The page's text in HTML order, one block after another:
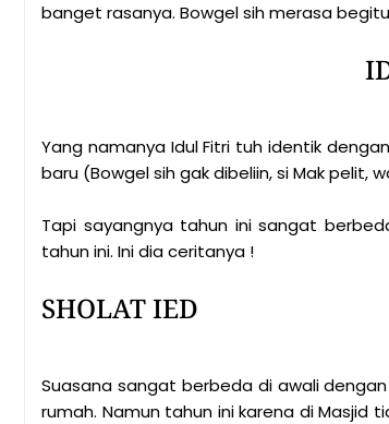
banget rasanya. Bowgel sih merasa
Yang namanya Idul Fitri tuh identik
baru (Bowgel sih gak dibeliin, si Mak pelit,
Tapi sayangnya tahun ini sangat
tahun ini. Ini dia ceritanya !
SHOLAT IED
Suasana sangat berbeda di awali
rumah. Namun tahun ini karena di Masjid